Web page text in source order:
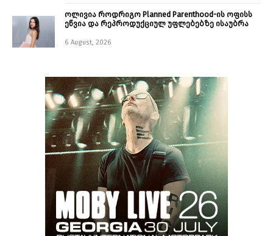
ოლივია როდრიგო Planned Parenthood-ის ოფისს
ეწვია და რეპროდუქციულ უფლებებზე ისაუბრა
6 August, 2026